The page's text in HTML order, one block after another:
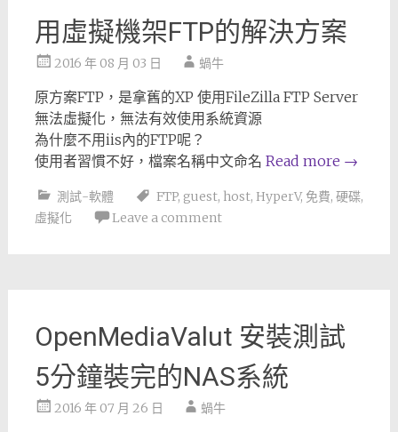
用虛擬機架FTP的解決方案
2016 年 08 月 03 日 蝸牛
原方案FTP，是拿舊的XP 使用FileZilla FTP Server
無法虛擬化，無法有效使用系統資源
為什麼不用iis內的FTP呢？
使用者習慣不好，檔案名稱中文命名 Read more →
測試-軟體 FTP, guest, host, HyperV, 免費, 硬碟,
虛擬化
Leave a comment
OpenMediaValut 安裝測試
5分鐘裝完的NAS系統
2016 年 07 月 26 日 蝸牛